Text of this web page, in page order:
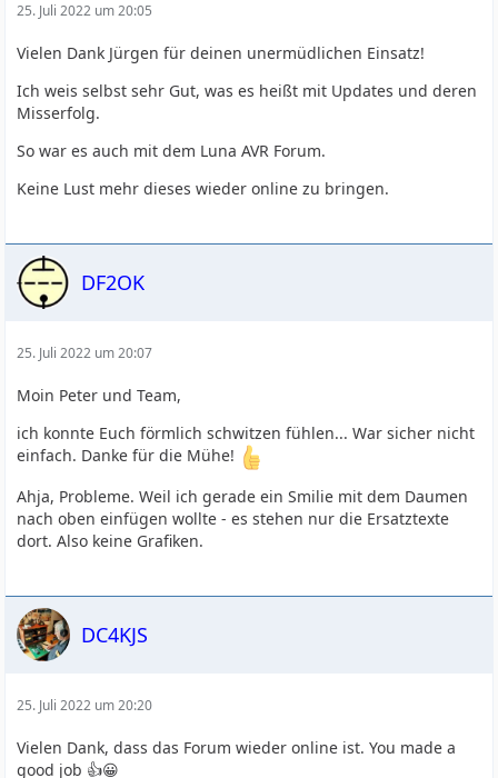
25. Juli 2022 um 20:05
Vielen Dank Jürgen für deinen unermüdlichen Einsatz!
Ich weis selbst sehr Gut, was es heißt mit Updates und deren
Misserfolg.
So war es auch mit dem Luna AVR Forum.
Keine Lust mehr dieses wieder online zu bringen.
DF2OK
25. Juli 2022 um 20:07
Moin Peter und Team,
ich konnte Euch förmlich schwitzen fühlen... War sicher nicht
einfach. Danke für die Mühe!
Ahja, Probleme. Weil ich gerade ein Smilie mit dem Daumen
nach oben einfügen wollte - es stehen nur die Ersatztexte
dort. Also keine Grafiken.
DC4KJS
25. Juli 2022 um 20:20
Vielen Dank, dass das Forum wieder online ist. You made a
good job 👍😀